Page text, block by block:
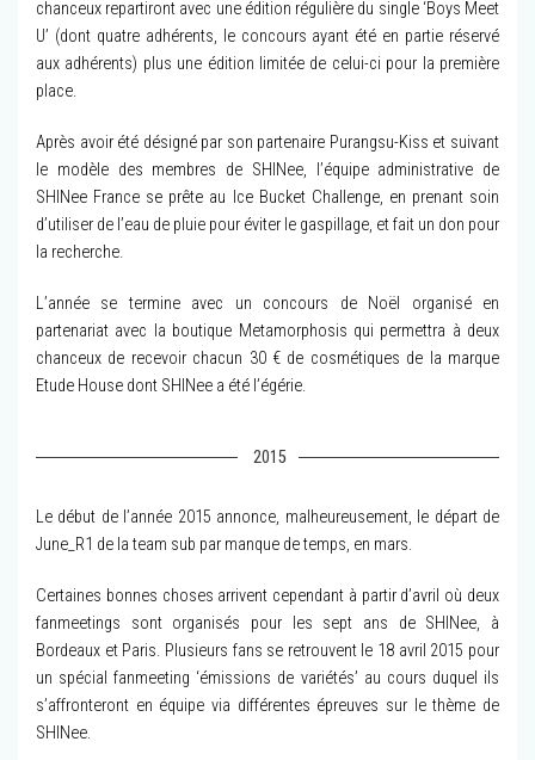
chanceux repartiront avec une édition régulière du single ‘Boys Meet
U’ (dont quatre adhérents, le concours ayant été en partie réservé
aux adhérents) plus une édition limitée de celui-ci pour la première
place.
Après avoir été désigné par son partenaire Purangsu-Kiss et suivant
le modèle des membres de SHINee, l’équipe administrative de
SHINee France se prête au Ice Bucket Challenge, en prenant soin
d’utiliser de l’eau de pluie pour éviter le gaspillage, et fait un don pour
la recherche.
L’année se termine avec un concours de Noël organisé en
partenariat avec la boutique Metamorphosis qui permettra à deux
chanceux de recevoir chacun 30 € de cosmétiques de la marque
Etude House dont SHINee a été l’égérie.
2015
Le début de l’année 2015 annonce, malheureusement, le départ de
June_R1 de la team sub par manque de temps, en mars.
Certaines bonnes choses arrivent cependant à partir d’avril où deux
fanmeetings sont organisés pour les sept ans de SHINee, à
Bordeaux et Paris. Plusieurs fans se retrouvent le 18 avril 2015 pour
un spécial fanmeeting ‘émissions de variétés’ au cours duquel ils
s’affronteront en équipe via différentes épreuves sur le thème de
SHINee.